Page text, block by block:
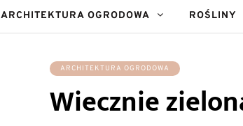
ARCHITEKTURA OGRODOWA ROŚLINY
ARCHITEKTURA OGRODOWA
Wiecznie